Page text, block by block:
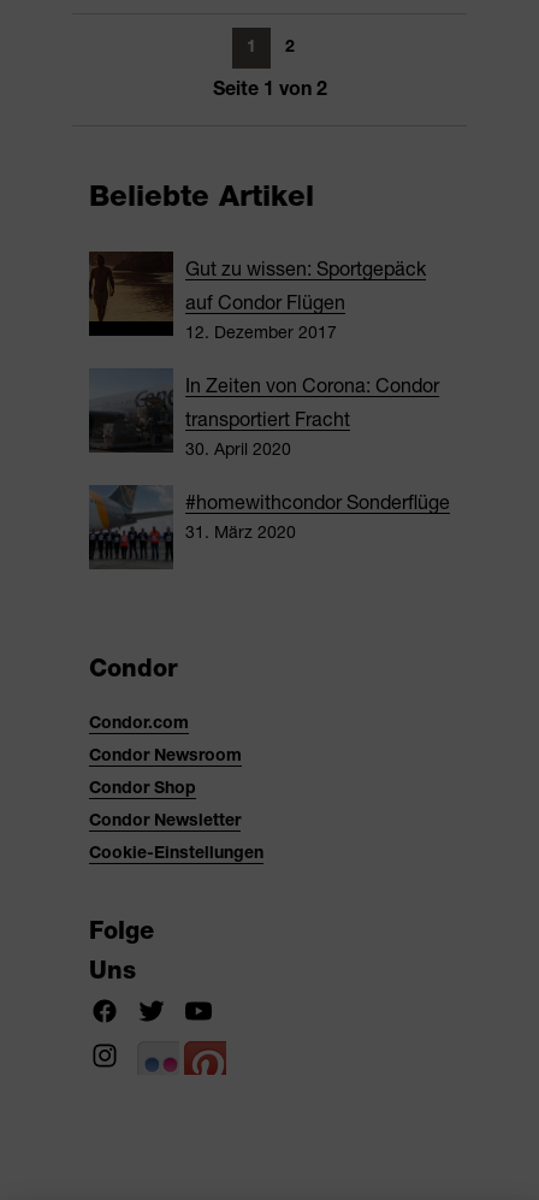
1 2
Seite 1 von 2
Beliebte Artikel
Gut zu wissen: Sportgepäck
auf Condor Flügen
12. Dezember 2017
In Zeiten von Corona: Condor
transportiert Fracht
30. April 2020
#homewithcondor Sonderflüge
31. März 2020
Condor
Condor.com
Condor Newsroom
Condor Shop
Condor Newsletter
Cookie-Einstellungen
Folge
Uns